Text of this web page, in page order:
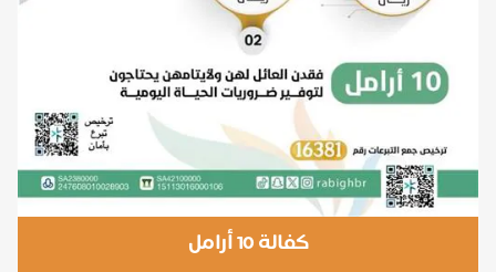
كفالة 10 أرامل